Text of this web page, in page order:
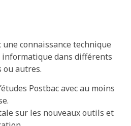
une connaissance technique
dans différents
ou autres.
Postbac avec au moins
sur les nouveaux outils et